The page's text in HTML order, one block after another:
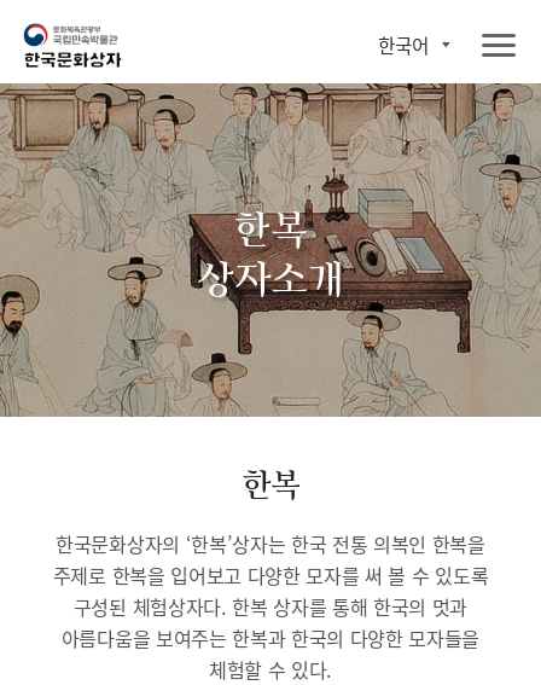
한국어
한복
상자소개
한복
한국문화상자의 ‘한복’상자는 한국 전통 의복인 한복을
주제로 한복을 입어보고 다양한 모자를 써 볼 수 있도록
구성된 체험상자다. 한복 상자를 통해 한국의 멋과
아름다움을 보여주는 한복과 한국의 다양한 모자들을
체험할 수 있다.